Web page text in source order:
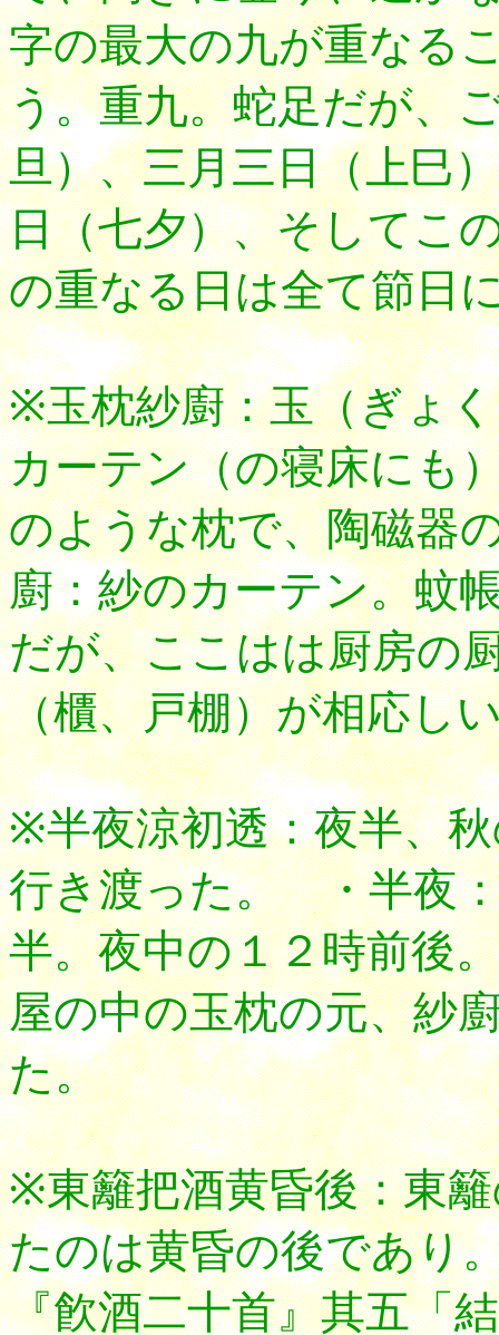
字の最大の九が重なる
う。重九。蛇足だが、
旦）、三月三日（上巳
日（七夕）、そしてこ
の重なる日は全て節日
※玉枕紗廚：玉（ぎょ
カーテン（の寝床にも
のような枕で、陶磁器
廚：紗のカーテン。蚊
だが、ここはは厨房の
（櫃、戸棚）が相応し
※半夜涼初透：夜半、
行き渡った。 ・半夜
半。夜中の１２時前
屋の中の玉枕の元、紗
た。
※東籬把酒黄昏後：東
たのは黄昏の後であり
『飮酒二十首』其五「